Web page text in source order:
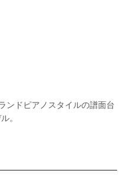
ンドピアノスタイルの譜面台
。